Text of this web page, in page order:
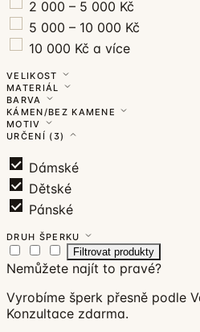
2 000 – 5 000 Kč
5 000 – 10 000 Kč
10 000 Kč a více
VELIKOST
MATERIÁL
BARVA
KÁMEN/BEZ KAMENE
MOTIV
URČENÍ (3)
Dámské
Dětské
Pánské
DRUH ŠPERKU
Filtrovat produkty
Nemůžete najít to pravé?
Vyrobíme šperk přesně podle
Konzultace zdarma.